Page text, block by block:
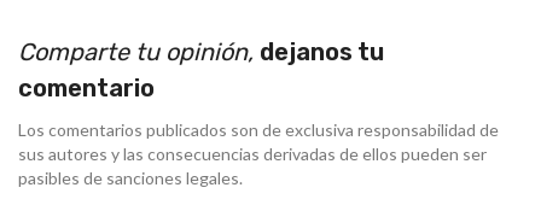
Comparte tu opinión, dejanos tu
comentario
Los comentarios publicados son de exclusiva responsabilidad de
sus autores y las consecuencias derivadas de ellos pueden ser
pasibles de sanciones legales.